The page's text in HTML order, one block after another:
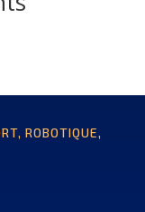
ROBOTIQUE,